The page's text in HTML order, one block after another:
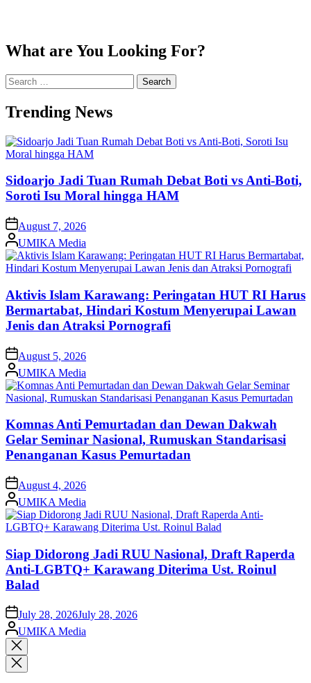
What are You Looking For?
Search
for:
Trending News
Sidoarjo Jadi Tuan Rumah Debat Boti vs Anti-Boti,
Soroti Isu Moral hingga HAM
on August 7, 2026
Posted
by
UMIKA Media
Aktivis Islam Karawang: Peringatan HUT RI Harus
Bermartabat, Hindari Kostum Menyerupai Lawan
Jenis dan Atraksi Pornografi
on August 5, 2026
Posted
by
UMIKA Media
Komnas Anti Pemurtadan dan Dewan Dakwah
Gelar Seminar Nasional, Rumuskan Standarisasi
Penanganan Kasus Pemurtadan
on August 4, 2026
Posted
by
UMIKA Media
Siap Didorong Jadi RUU Nasional, Draft Raperda
Anti-LGBTQ+ Karawang Diterima Ust. Roinul
Balad
onJuly 28, 2026July 28, 2026
Posted
by
UMIKA Media
Close
search